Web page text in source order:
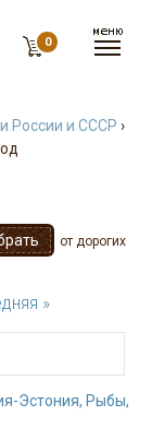
0
России и СССР ›
от дорогих
»
Эстония, Рыбы,